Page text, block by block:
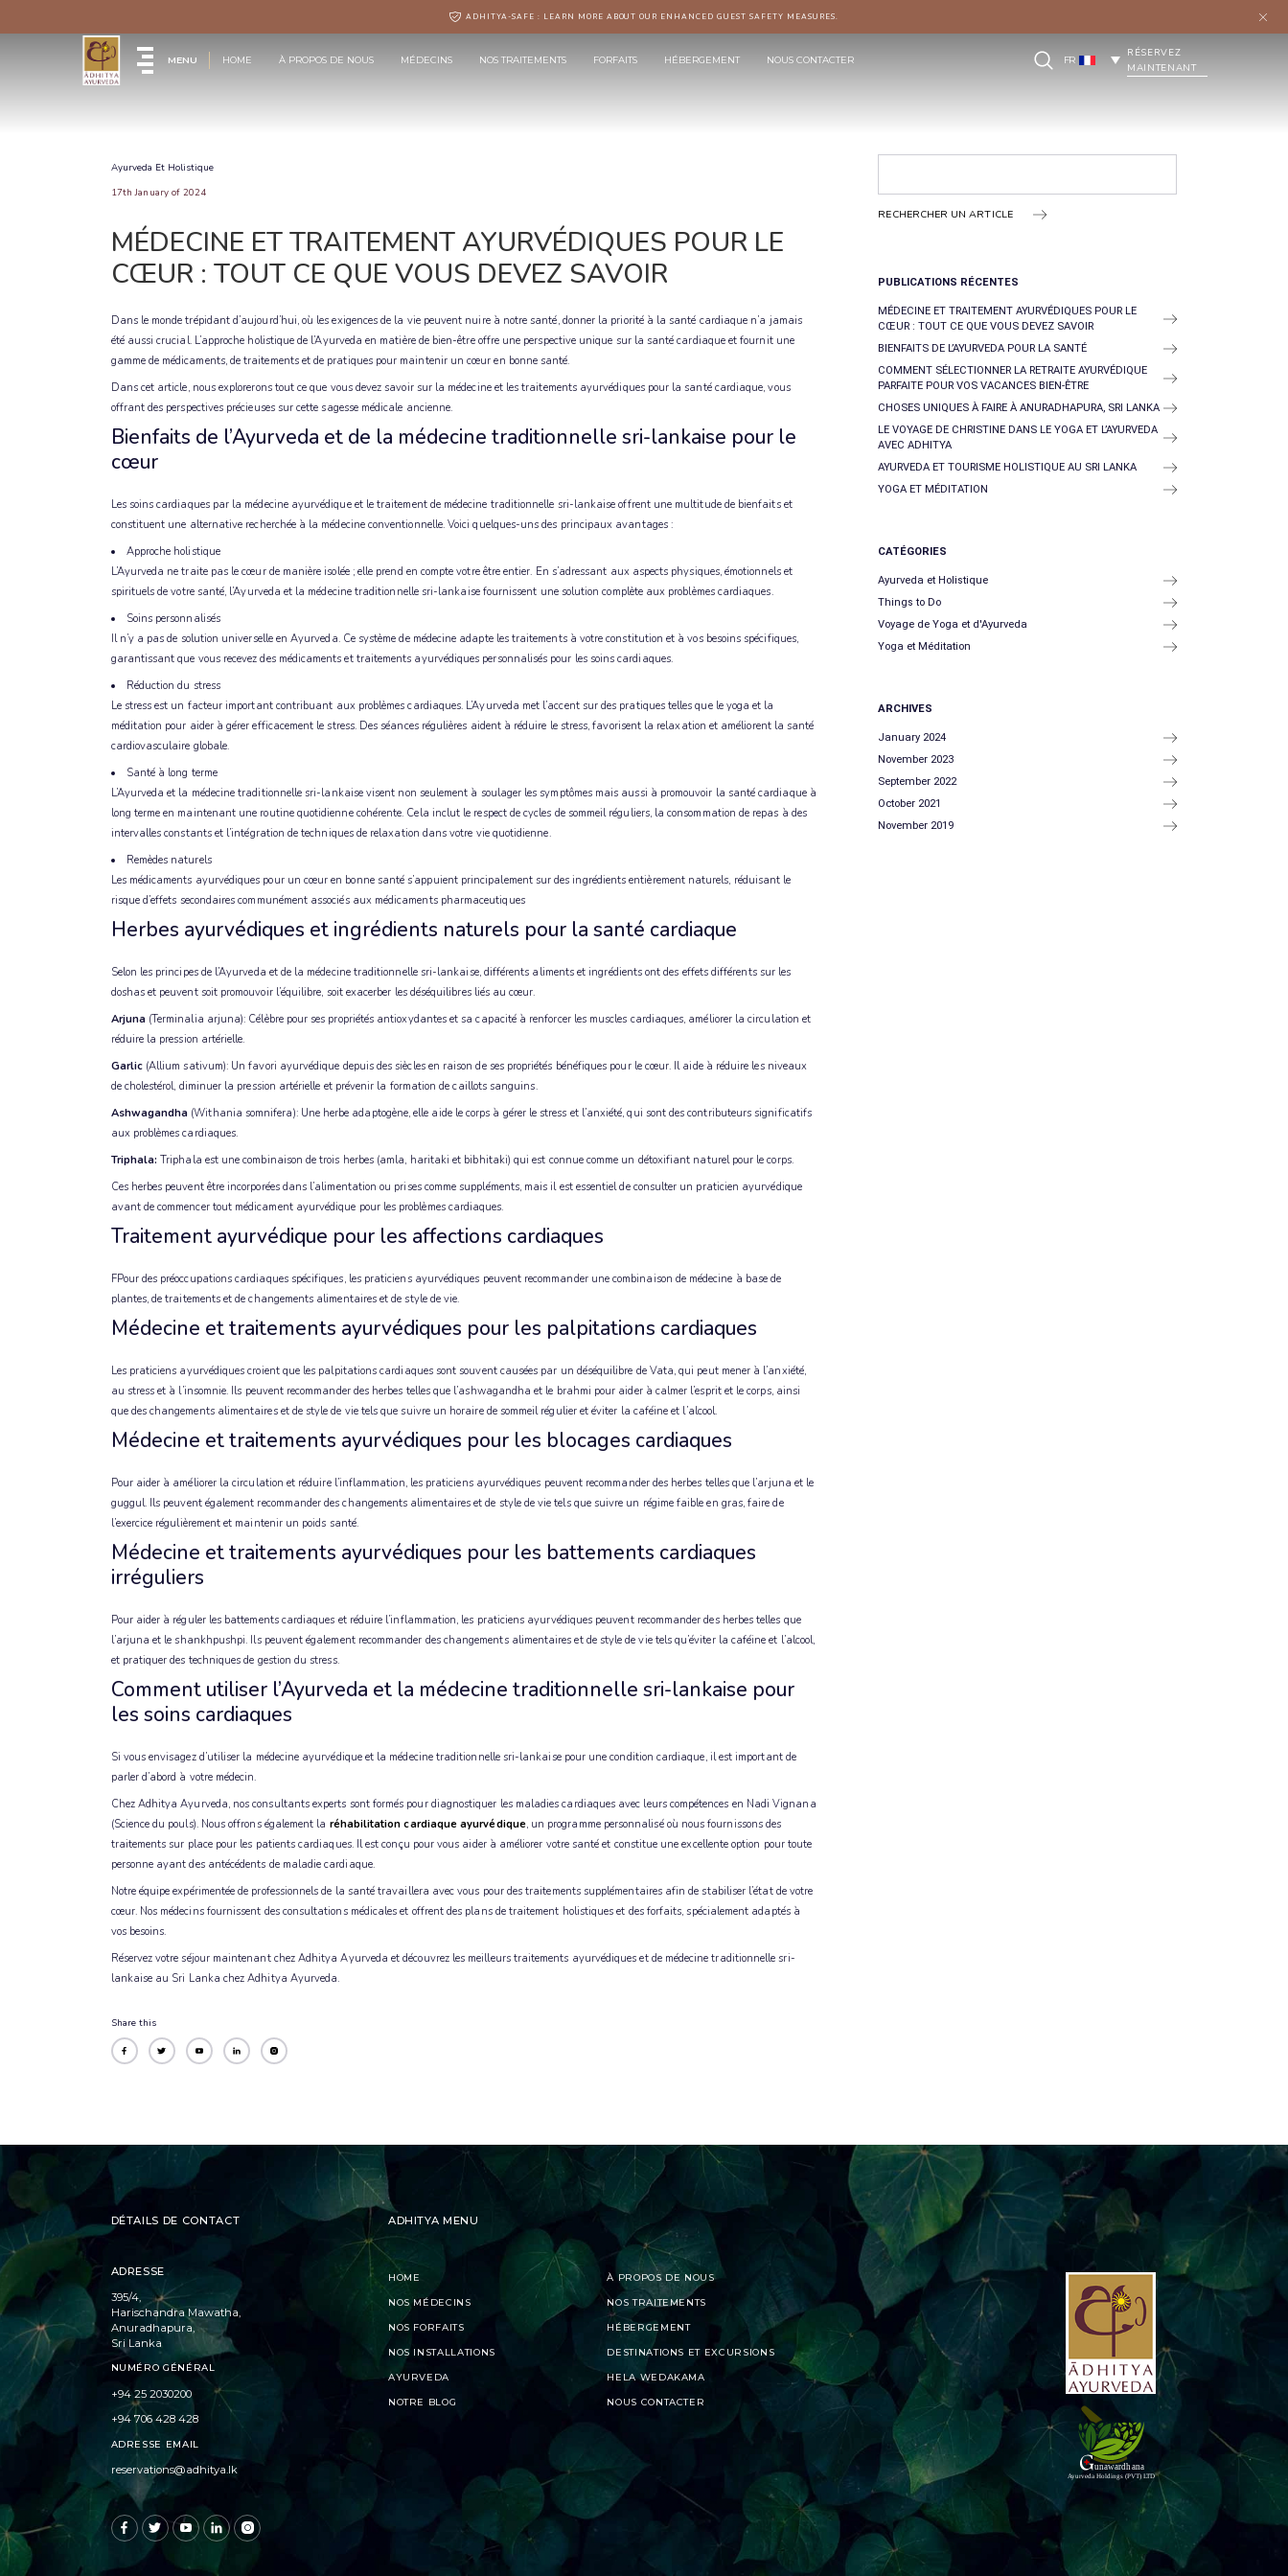
ADHITYA-SAFE : LEARN MORE ABOUT OUR ENHANCED GUEST SAFETY MEASURES.
MENU HOME À PROPOS DE NOUS MÉDECINS NOS TRAITEMENTS FORFAITS HÉBERGEMENT NOUS CONTACTER FR
RÉSERVEZ
MAINTENANT
Ayurveda Et Holistique
17th January of 2024
MÉDECINE ET TRAITEMENT AYURVÉDIQUES POUR LE
CŒUR : TOUT CE QUE VOUS DEVEZ SAVOIR
Dans le monde trépidant d’aujourd’hui, où les exigences de la vie peuvent nuire à notre santé, donner la priorité à la santé cardiaque n’a jamais
été aussi crucial. L’approche holistique de l’Ayurveda en matière de bien-être offre une perspective unique sur la santé cardiaque et fournit une
gamme de médicaments, de traitements et de pratiques pour maintenir un cœur en bonne santé.
Dans cet article, nous explorerons tout ce que vous devez savoir sur la médecine et les traitements ayurvédiques pour la santé cardiaque, vous
offrant des perspectives précieuses sur cette sagesse médicale ancienne.
Bienfaits de l’Ayurveda et de la médecine traditionnelle sri-lankaise pour le
cœur
Les soins cardiaques par la médecine ayurvédique et le traitement de médecine traditionnelle sri-lankaise offrent une multitude de bienfaits et
constituent une alternative recherchée à la médecine conventionnelle. Voici quelques-uns des principaux avantages :
Approche holistique
L’Ayurveda ne traite pas le cœur de manière isolée ; elle prend en compte votre être entier. En s’adressant aux aspects physiques, émotionnels et
spirituels de votre santé, l’Ayurveda et la médecine traditionnelle sri-lankaise fournissent une solution complète aux problèmes cardiaques.
Soins personnalisés
Il n’y a pas de solution universelle en Ayurveda. Ce système de médecine adapte les traitements à votre constitution et à vos besoins spécifiques,
garantissant que vous recevez des médicaments et traitements ayurvédiques personnalisés pour les soins cardiaques.
Réduction du stress
Le stress est un facteur important contribuant aux problèmes cardiaques. L’Ayurveda met l’accent sur des pratiques telles que le yoga et la
méditation pour aider à gérer efficacement le stress. Des séances régulières aident à réduire le stress, favorisent la relaxation et améliorent la santé
cardiovasculaire globale.
Santé à long terme
L’Ayurveda et la médecine traditionnelle sri-lankaise visent non seulement à soulager les symptômes mais aussi à promouvoir la santé cardiaque à
long terme en maintenant une routine quotidienne cohérente. Cela inclut le respect de cycles de sommeil réguliers, la consommation de repas à des
intervalles constants et l’intégration de techniques de relaxation dans votre vie quotidienne.
Remèdes naturels
Les médicaments ayurvédiques pour un cœur en bonne santé s’appuient principalement sur des ingrédients entièrement naturels, réduisant le
risque d’effets secondaires communément associés aux médicaments pharmaceutiques
Herbes ayurvédiques et ingrédients naturels pour la santé cardiaque
Selon les principes de l’Ayurveda et de la médecine traditionnelle sri-lankaise, différents aliments et ingrédients ont des effets différents sur les
doshas et peuvent soit promouvoir l’équilibre, soit exacerber les déséquilibres liés au cœur.
Arjuna(Terminalia arjuna): Célèbre pour ses propriétés antioxydantes et sa capacité à renforcer les muscles cardiaques, améliorer la circulation et
réduire la pression artérielle.
Garlic(Allium sativum): Un favori ayurvédique depuis des siècles en raison de ses propriétés bénéfiques pour le cœur. Il aide à réduire les niveaux
de cholestérol, diminuer la pression artérielle et prévenir la formation de caillots sanguins.
Ashwagandha (Withania somnifera): Une herbe adaptogène, elle aide le corps à gérer le stress et l’anxiété, qui sont des contributeurs significatifs
aux problèmes cardiaques.
Triphala: Triphala est une combinaison de trois herbes (amla, haritaki et bibhitaki) qui est connue comme un détoxifiant naturel pour le corps.
Ces herbes peuvent être incorporées dans l’alimentation ou prises comme suppléments, mais il est essentiel de consulter un praticien ayurvédique
avant de commencer tout médicament ayurvédique pour les problèmes cardiaques.
Traitement ayurvédique pour les affections cardiaques
FPour des préoccupations cardiaques spécifiques, les praticiens ayurvédiques peuvent recommander une combinaison de médecine à base de
plantes, de traitements et de changements alimentaires et de style de vie.
Médecine et traitements ayurvédiques pour les palpitations cardiaques
Les praticiens ayurvédiques croient que les palpitations cardiaques sont souvent causées par un déséquilibre de Vata, qui peut mener à l’anxiété,
au stress et à l’insomnie. Ils peuvent recommander des herbes telles que l’ashwagandha et le brahmi pour aider à calmer l’esprit et le corps, ainsi
que des changements alimentaires et de style de vie tels que suivre un horaire de sommeil régulier et éviter la caféine et l’alcool.
Médecine et traitements ayurvédiques pour les blocages cardiaques
Pour aider à améliorer la circulation et réduire l’inflammation, les praticiens ayurvédiques peuvent recommander des herbes telles que l’arjuna et le
guggul. Ils peuvent également recommander des changements alimentaires et de style de vie tels que suivre un régime faible en gras, faire de
l’exercice régulièrement et maintenir un poids santé.
Médecine et traitements ayurvédiques pour les battements cardiaques
irréguliers
Pour aider à réguler les battements cardiaques et réduire l’inflammation, les praticiens ayurvédiques peuvent recommander des herbes telles que
l’arjuna et le shankhpushpi. Ils peuvent également recommander des changements alimentaires et de style de vie tels qu’éviter la caféine et l’alcool,
et pratiquer des techniques de gestion du stress.
Comment utiliser l’Ayurveda et la médecine traditionnelle sri-lankaise pour
les soins cardiaques
Si vous envisagez d’utiliser la médecine ayurvédique et la médecine traditionnelle sri-lankaise pour une condition cardiaque, il est important de
parler d’abord à votre médecin.
Chez Adhitya Ayurveda, nos consultants experts sont formés pour diagnostiquer les maladies cardiaques avec leurs compétences en Nadi Vignana
(Science du pouls). Nous offrons également la réhabilitation cardiaque ayurvédique, un programme personnalisé où nous fournissons des
traitements sur place pour les patients cardiaques. Il est conçu pour vous aider à améliorer votre santé et constitue une excellente option pour toute
personne ayant des antécédents de maladie cardiaque.
Notre équipe expérimentée de professionnels de la santé travaillera avec vous pour des traitements supplémentaires afin de stabiliser l’état de votre
cœur. Nos médecins fournissent des consultations médicales et offrent des plans de traitement holistiques et des forfaits, spécialement adaptés à
vos besoins.
Réservez votre séjour maintenant chez Adhitya Ayurveda et découvrez les meilleurs traitements ayurvédiques et de médecine traditionnelle sri-
lankaise au Sri Lanka chez Adhitya Ayurveda.
Share this
RECHERCHER UN ARTICLE
PUBLICATIONS RÉCENTES
MÉDECINE ET TRAITEMENT AYURVÉDIQUES POUR LE
CŒUR : TOUT CE QUE VOUS DEVEZ SAVOIR
BIENFAITS DE L’AYURVEDA POUR LA SANTÉ
COMMENT SÉLECTIONNER LA RETRAITE AYURVÉDIQUE
PARFAITE POUR VOS VACANCES BIEN-ÊTRE
CHOSES UNIQUES À FAIRE À ANURADHAPURA, SRI LANKA
LE VOYAGE DE CHRISTINE DANS LE YOGA ET L’AYURVEDA
AVEC ADHITYA
AYURVEDA ET TOURISME HOLISTIQUE AU SRI LANKA
YOGA ET MÉDITATION
CATÉGORIES
Ayurveda et Holistique
Things to Do
Voyage de Yoga et d'Ayurveda
Yoga et Méditation
ARCHIVES
January 2024
November 2023
September 2022
October 2021
November 2019
DÉTAILS DE CONTACT
ADRESSE
395/4,
Harischandra Mawatha,
Anuradhapura,
Sri Lanka
NUMÉRO GÉNÉRAL
+94 25 2030200
+94 706 428 428
ADRESSE EMAIL
reservations@adhitya.lk
ADHITYA MENU
HOME À PROPOS DE NOUS
NOS MÉDECINS NOS TRAITEMENTS
NOS FORFAITS HÉBERGEMENT
NOS INSTALLATIONS DESTINATIONS ET EXCURSIONS
AYURVEDA HELA WEDAKAMA
NOTRE BLOG NOUS CONTACTER